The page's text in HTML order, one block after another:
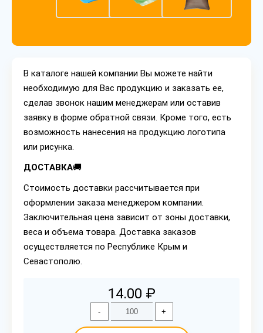
В каталоге нашей компании Вы можете найти
необходимую для Вас продукцию и заказать ее,
сделав звонок нашим менеджерам или оставив
заявку в форме обратной связи. Кроме того, есть
возможность нанесения на продукцию логотипа
или рисунка.
ДОСТАВКА🚚
Стоимость доставки рассчитывается при
оформлении заказа менеджером компании.
Заключительная цена зависит от зоны доставки,
веса и объема товара. Доставка заказов
осуществляется по Республике Крым и
Севастополю.
14.00 ₽
- +